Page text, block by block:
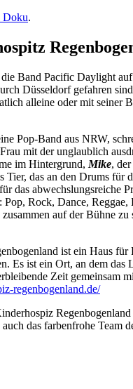
Doku.
Band Pacific Daylight
Düsseldorf gefahren
alleine oder mit seiner
Pop-Band aus NRW,
mit der unglaublich
im Hintergrund, Mike,
Tier, das an den Drums für
das abwechslungsreiche
Pop, Rock, Dance,
zusammen auf der Bühne
ist ein Haus
Es ist ein Ort, an dem
Zeit gemeinsam
regenbogenland.de/
das farbenfrohe Team